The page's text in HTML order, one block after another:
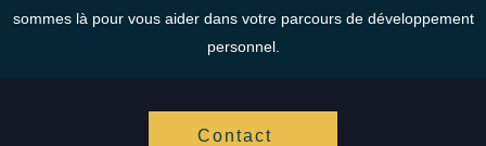
sommes là pour vous aider dans votre parcours de développement
personnel.
Contact